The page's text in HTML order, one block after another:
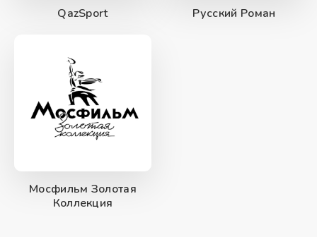
QazSport Русский Роман
Мосфильм Золотая
Коллекция